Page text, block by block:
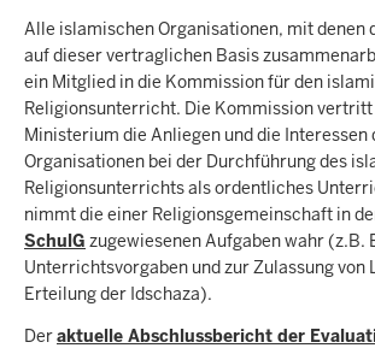
Alle islamischen Organisationen, mit denen
auf dieser vertraglichen Basis
ein Mitglied in die Kommission für den
Religionsunterricht. Die Kommission vertritt
Ministerium die Anliegen und die
Organisationen bei der Durchführung des
Religionsunterrichts als ordentliches
nimmt die einer Religionsgemeinschaft in
SchulG zugewiesenen Aufgaben wahr (z.B.
Unterrichtsvorgaben und zur Zulassung von
Erteilung der Idschaza).
Deraktuelle Abschlussbericht der